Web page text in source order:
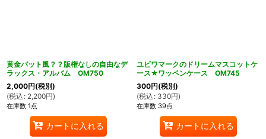
黄金バット風？？版権なしの自由なデ
ラックス・アルバム OM750
2,000円(税別)
(税込 : 2,200円)
在庫数 1点
カートに入れる
ユビワマークのドリームマスコットケ
ース★ワッペンケース OM745
300円(税別)
(税込 : 330円)
在庫数 39点
カートに入れる